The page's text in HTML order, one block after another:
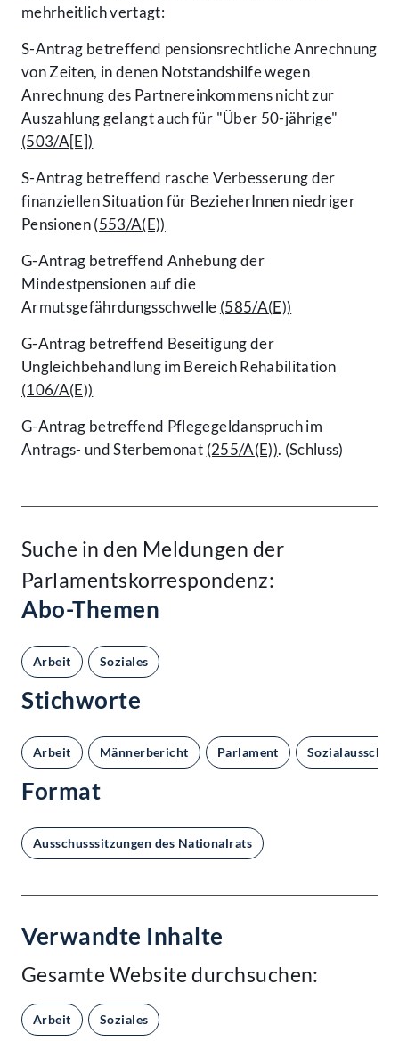
mehrheitlich vertagt:
S-Antrag betreffend pensionsrechtliche Anrechnung
von Zeiten, in denen Notstandshilfe wegen
Anrechnung des Partnereinkommens nicht zur
Auszahlung gelangt auch für "Über 50-jährige"
(503/A[E])
S-Antrag betreffend rasche Verbesserung der
finanziellen Situation für BezieherInnen niedriger
Pensionen(553/A(E))
G-Antrag betreffend An­hebung der
Mindestpensionen auf die
Armutsgefährdungsschwelle (585/A(E))
G-Antrag betreffend Beseitigung der
Ungleichbehandlung im Bereich Rehabilitation
(106/A(E))
G-Antrag betreffend Pflegegeldanspruch im
Antrags- und Sterbemonat (255/A(E)). (Schluss)
Suche in den Meldungen der
Parlamentskorrespondenz:
Abo-Themen
Arbeit Soziales
Stichworte
Arbeit Männerbericht Parlament
Format
Ausschusssitzungen des Nationalrats
Verwandte Inhalte
Gesamte Website durchsuchen:
Arbeit Soziales